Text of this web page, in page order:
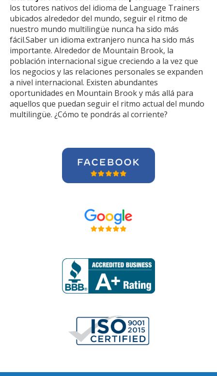
los tutores nativos del idioma de Language Trainers
ubicados alrededor del mundo, seguir el ritmo de
nuestro mundo multilingüe nunca ha sido más
fácil.Saber un idioma extranjero nunca ha sido más
importante. Alrededor de Mountain Brook, la
población internacional sigue creciendo a la vez que
los negocios y las relaciones personales se expanden
a nivel internacional. Existen abundantes
oportunidades en Mountain Brook y más allá para
aquellos que puedan seguir el ritmo actual del mundo
multilingüe. ¿Cómo te pondrás al corriente?